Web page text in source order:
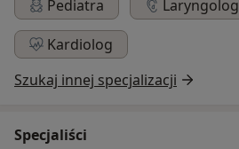
Pediatra
Laryngolog
Kardiolog
Szukaj innej specjalizacji
Specjaliści